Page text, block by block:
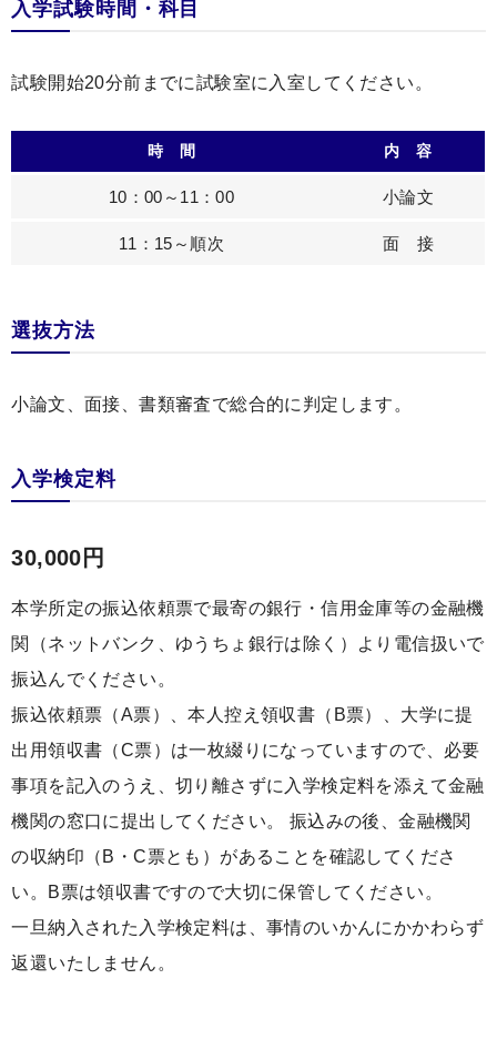
入学試験時間・科目
試験開始20分前までに試験室に入室してください。
時 間 内 容
10：00～11：00 小論文
11：15～順次 面 接
選抜方法
小論文、面接、書類審査で総合的に判定します。
入学検定料
30,000円
本学所定の振込依頼票で最寄の銀行・信用金庫等の金融機
関（ネットバンク、ゆうちょ銀行は除く）より電信扱いで
振込んでください。
振込依頼票（A票）、本人控え領収書（B票）、大学に提
出用領収書（C票）は一枚綴りになっていますので、必要
事項を記入のうえ、切り離さずに入学検定料を添えて金融
機関の窓口に提出してください。 振込みの後、金融機関
の収納印（B・C票とも）があることを確認してくださ
い。B票は領収書ですので大切に保管してください。
一旦納入された入学検定料は、事情のいかんにかかわらず
返還いたしません。